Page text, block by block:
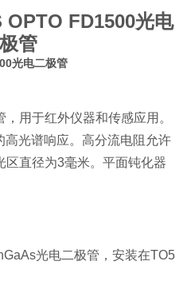
OPTO FD1500光电
管
光电二极管
用于红外仪器和传感应用。
光谱响应。高分流电阻允许
区直径为3毫米。平面钝化器
光电二极管，安装在TO5